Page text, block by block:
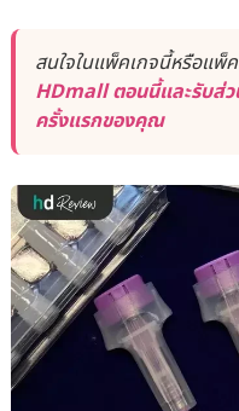
สนใจในแพ็คเกจนี้หรือแพ็
HDmall ตอนนี้และรับส่
ครั้งแรกของคุณ